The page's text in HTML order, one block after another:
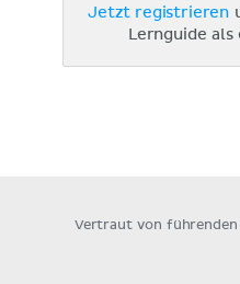
Jetzt registrieren
Lernguide
Vertraut von führenden